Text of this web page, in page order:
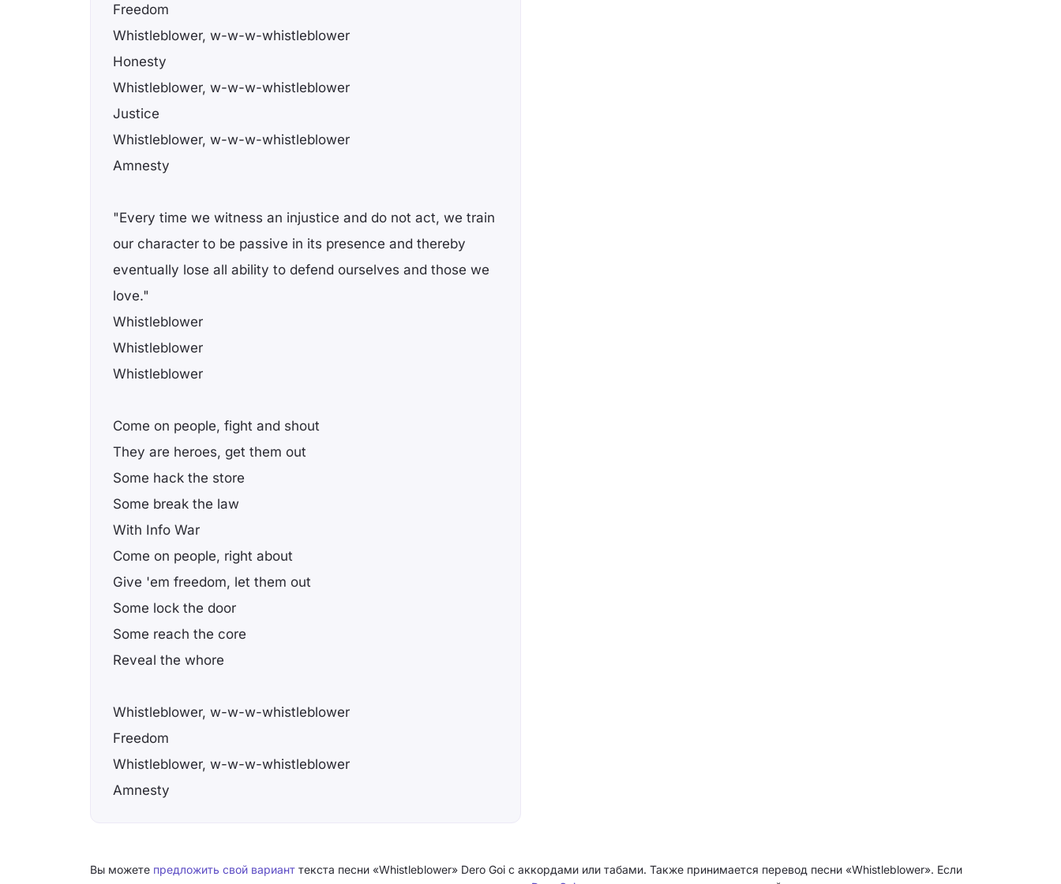
Freedom
Whistleblower, w-w-w-whistleblower
Honesty
Whistleblower, w-w-w-whistleblower
Justice
Whistleblower, w-w-w-whistleblower
Amnesty
"Every time we witness an injustice and do not act, we train
our character to be passive in its presence and thereby
eventually lose all ability to defend ourselves and those we
love."
Whistleblower
Whistleblower
Whistleblower
Come on people, fight and shout
They are heroes, get them out
Some hack the store
Some break the law
With Info War
Come on people, right about
Give 'em freedom, let them out
Some lock the door
Some reach the core
Reveal the whore
Whistleblower, w-w-w-whistleblower
Freedom
Whistleblower, w-w-w-whistleblower
Amnesty
Вы можете предложить свой вариант текста песни «Whistleblower» Dero Goi с аккордами или табами. Также принимается перевод песни «Whistleblower». Если